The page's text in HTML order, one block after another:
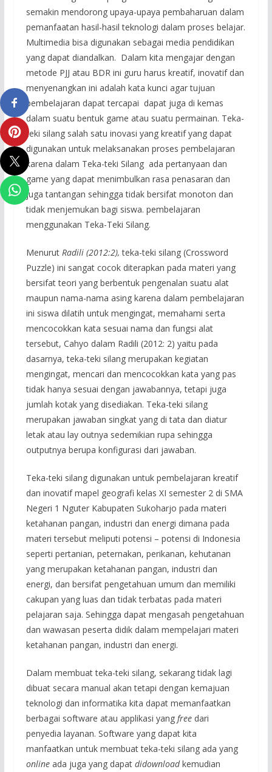
semakin mendorong upaya-upaya pembaharuan dalam
pemanfaatan hasil-hasil teknologi dalam proses belajar.
Multimedia bisa digunakan sebagai media pendidikan
yang dapat diandalkan. Dalam kita mengajar dengan
metode PJJ atau BDR ini guru harus kreatif, inovatif dan
menyenangkan ini adalah kata kunci agar tujuan
pembelajaran dapat tercapai dapat juga di kemas
dalam suatu bentuk game atau suatu permainan. Teka-
teki silang salah satu inovasi yang kreatif yang dapat
digunakan untuk melaksanakan proses pembelajaran
karena dalam Teka-teki Silang ada pertanyaan dan
game yang dapat menimbulkan rasa penasaran dan
juga tantangan sehingga tidak bersifat monoton dan
tidak menjemukan bagi siswa. pembelajaran
menggunakan Teka-Teki Silang.
Menurut Radili (2012:2), teka-teki silang (Crossword
Puzzle) ini sangat cocok diterapkan pada materi yang
bersifat teori yang berbentuk pengenalan suatu alat
maupun nama-nama asing karena dalam pembelajaran
ini siswa dilatih untuk mengingat, memahami serta
mencocokkan kata sesuai nama dan fungsi alat
tersebut, Cahyo dalam Radili (2012: 2) yaitu pada
dasarnya, teka-teki silang merupakan kegiatan
mengingat, mencari dan mencocokkan kata yang pas
tidak hanya sesuai dengan jawabannya, tetapi juga
jumlah kotak yang disediakan. Teka-teki silang
merupakan jawaban singkat yang di tata dan diatur
letak atau lay outnya sedemikian rupa sehingga
outputnya berupa konfigurasi dari jawaban.
Teka-teki silang digunakan untuk pembelajaran kreatif
dan inovatif mapel geografi kelas XI semester 2 di SMA
Negeri 1 Nguter Kabupaten Sukoharjo pada materi
ketahanan pangan, industri dan energi dimana pada
materi tersebut meliputi potensi – potensi di Indonesia
seperti pertanian, peternakan, perikanan, kehutanan
yang merupakan ketahanan pangan, industri dan
energi, dan bersifat pengetahuan umum dan memiliki
cakupan yang luas dan tidak terbatas pada materi
pelajaran saja. Sehingga dapat mengasah pengetahuan
dan wawasan peserta didik dalam mempelajari materi
ketahanan pangan, industri dan energi.
Dalam membuat teka-teki silang, sekarang tidak lagi
dibuat secara manual akan tetapi dengan kemajuan
teknologi dan informatika kita dapat memanfaatkan
berbagai software atau applikasi yang free dari
penyedia layanan. Software yang dapat kita
manfaatkan untuk membuat teka-teki silang ada yang
online ada juga yang dapat didownloadkemudian